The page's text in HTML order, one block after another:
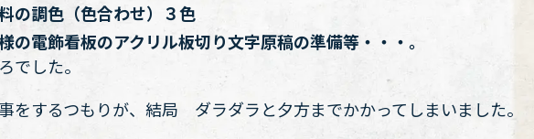
の調色（色合わせ）３色
電飾看板のアクリル板切り文字原稿の準備等・・・。
でした。
するつもりが、結局 ダラダラと夕方までかかってしまいました。